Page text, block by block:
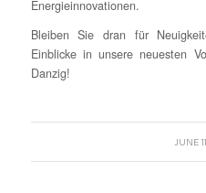
Energieinnovationen.
Bleiben Sie dran für
Einblicke in unsere neuesten
Danzig!
JUNE